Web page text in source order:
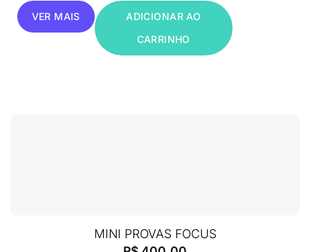
VER MAIS
ADICIONAR AO
CARRINHO
MINI PROVAS FOCUS